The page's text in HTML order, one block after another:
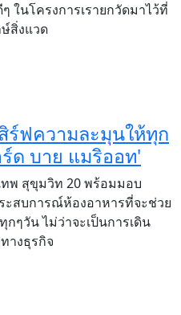
ในโครงการเรายกวัดมาไว้ที่
สิ่งแวด
ร์ฟความละมุนให้ทุก
ด บาย แมริออท'
พ สุขุมวิท 20 พร้อมมอบ
ะสบการณ์ห้องอาหารที่จะช่วย
ๆวัน ไม่ว่าจะเป็นการเดิน
างธุรกิจ